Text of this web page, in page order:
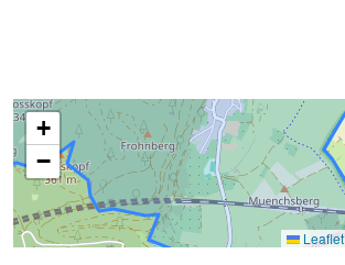
+
−
Leaflet